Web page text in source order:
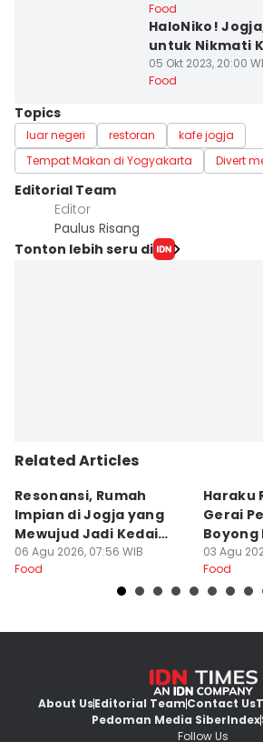
Food
HaloNiko!
untuk Nikmati
05 Okt 2023, 20:00
Food
Topics
luar negeri restoran
kafe jogja
Tempat Makan di Yogyakarta
Divert
Editorial Team
Editor
Paulus Risang
Tonton lebih seru di
Related Articles
Resonansi, Rumah
Impian di Jogja yang
Mewujud Jadi Kedai
Ramen dan Burger
06 Agu 2026, 07:56 WIB
Food
Haraku
Gerai
Boyong
03 Agu
Food
About UsEditorial TeamContact Us
Pedoman Media SiberIndex
Follow Us